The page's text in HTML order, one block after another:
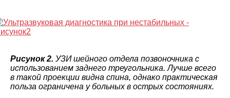
Рисунок 2. УЗИ шейного отдела позвоночника с
использованием заднего треугольника. Лучше всего
в такой проекции видна спина, однако практическая
польза ограничена у больных в острых состояниях.